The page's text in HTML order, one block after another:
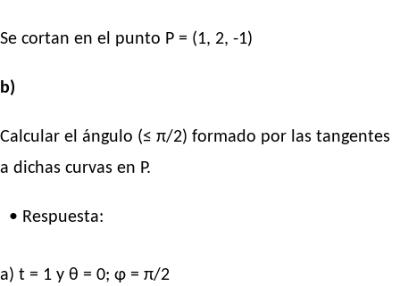
Se cortan en el punto P = (1, 2, -1)
b)
Calcular el ángulo (≤ π/2) formado por las tangentes
a dichas curvas en P.
• Respuesta:
a) t = 1 y θ = 0; φ = π/2